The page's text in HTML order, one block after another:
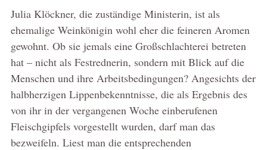
Julia Klöckner, die zuständige Ministerin, ist als
ehemalige Weinkönigin wohl eher die feineren Aromen
gewohnt. Ob sie jemals eine Großschlachterei betreten
hat – nicht als Festrednerin, sondern mit Blick auf die
Menschen und ihre Arbeitsbedingungen? Angesichts der
halbherzigen Lippenbekenntnisse, die als Ergebnis des
von ihr in der vergangenen Woche einberufenen
Fleischgipfels vorgestellt wurden, darf man das
bezweifeln. Liest man die entsprechenden